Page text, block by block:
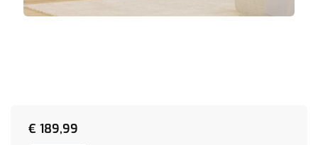
€ 189,99